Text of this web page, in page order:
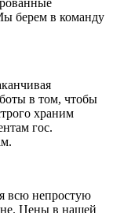
берем в команду
в том, чтобы
храним
гос.
всю непростую
Цены в нашей